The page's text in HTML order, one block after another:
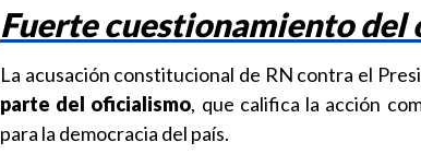
Fuerte cuestionamiento del
La acusación constitucional de RN contra el
parte del oficialismo, que califica la acción
para la democracia del país.